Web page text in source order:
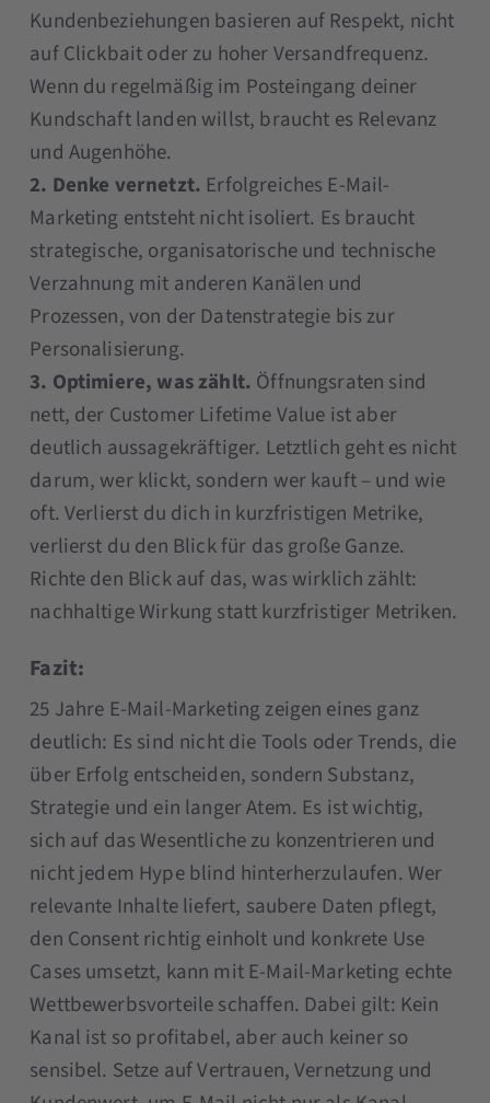
Kundenbeziehungen basieren auf Respekt, nicht
auf Clickbait oder zu hoher Versandfrequenz.
Wenn du regelmäßig im Posteingang deiner
Kundschaft landen willst, braucht es Relevanz
und Augenhöhe.
2. Denke vernetzt. Erfolgreiches E-Mail-
Marketing entsteht nicht isoliert. Es braucht
strategische, organisatorische und technische
Verzahnung mit anderen Kanälen und
Prozessen, von der Datenstrategie bis zur
Personalisierung.
3. Optimiere, was zählt. Öffnungsraten sind
nett, der Customer Lifetime Value ist aber
deutlich aussagekräftiger. Letztlich geht es nicht
darum, wer klickt, sondern wer kauft – und wie
oft. Verlierst du dich in kurzfristigen Metrike,
verlierst du den Blick für das große Ganze.
Richte den Blick auf das, was wirklich zählt:
nachhaltige Wirkung statt kurzfristiger Metriken.
Fazit:
25 Jahre E-Mail-Marketing zeigen eines ganz
deutlich: Es sind nicht die Tools oder Trends, die
über Erfolg entscheiden, sondern Substanz,
Strategie und ein langer Atem. Es ist wichtig,
sich auf das Wesentliche zu konzentrieren und
nicht jedem Hype blind hinterherzulaufen. Wer
relevante Inhalte liefert, saubere Daten pflegt,
den Consent richtig einholt und konkrete Use
Cases umsetzt, kann mit E-Mail-Marketing echte
Wettbewerbsvorteile schaffen. Dabei gilt: Kein
Kanal ist so profitabel, aber auch keiner so
sensibel. Setze auf Vertrauen, Vernetzung und